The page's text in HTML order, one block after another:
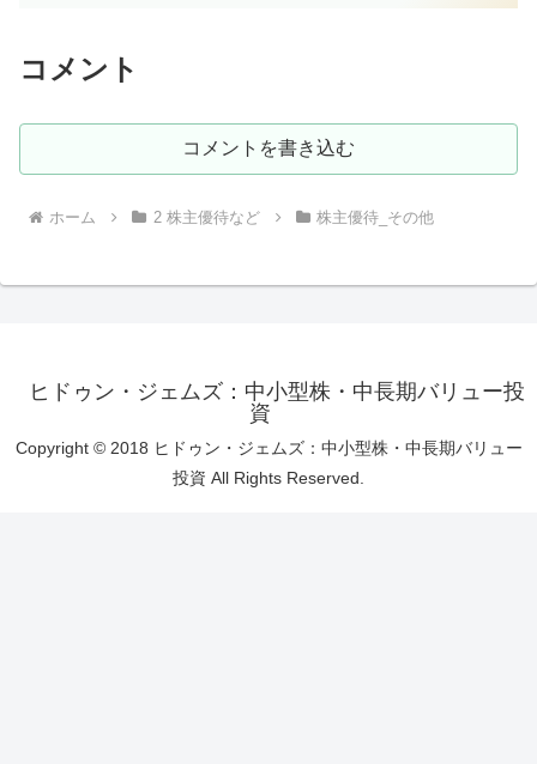
コメント
コメントを書き込む
ホーム 2 株主優待など 株主優待_その他
ヒドゥン・ジェムズ：中小型株・中長期バリュー投
資
Copyright © 2018 ヒドゥン・ジェムズ：中小型株・中長期バリュー
投資 All Rights Reserved.